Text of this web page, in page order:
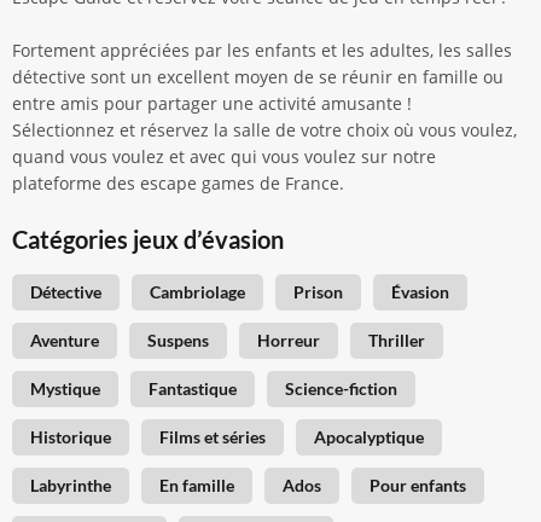
Fortement appréciées par les enfants et les adultes, les salles
détective sont un excellent moyen de se réunir en famille ou
entre amis pour partager une activité amusante !
Sélectionnez et réservez la salle de votre choix où vous voulez,
quand vous voulez et avec qui vous voulez sur notre
plateforme des escape games de France.
Catégories jeux d’évasion
Détective Cambriolage Prison Évasion
Aventure Suspens Horreur Thriller
Mystique Fantastique Science-fiction
Historique Films et séries Apocalyptique
Labyrinthe En famille Ados Pour enfants